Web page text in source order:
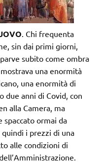
. Chi frequenta
sin dai primi giorni,
subito come ombra
una enormità
una enormità di
due anni di Covid, con
alla Camera, ma
spaccato ormai da
quindi i prezzi di una
alle condizioni di